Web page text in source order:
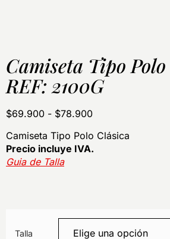
Camiseta Tipo
REF: 2100G
$69.900 - $78.900
Camiseta Tipo Polo Clásica
Precio incluye IVA.
Guia de Talla
Talla